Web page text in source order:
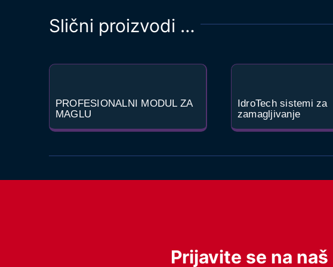
Slični proizvodi …
PROFESIONALNI MODUL ZA
MAGLU
IdroTech sistemi za
zamagljivanje
Prijavite se na naš